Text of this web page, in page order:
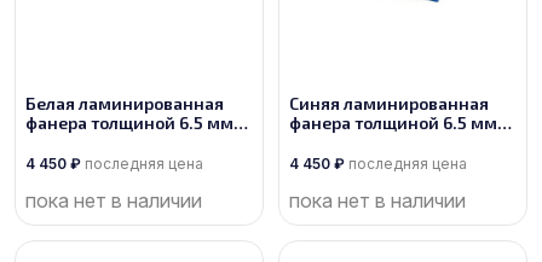
Белая ламинированная
фанера толщиной 6.5 мм
1/1
4 450 ₽ последняя цена
пока нет в наличии
Синяя ламинированная
фанера толщиной 6.5 мм
1/1
4 450 ₽ последняя цена
пока нет в наличии